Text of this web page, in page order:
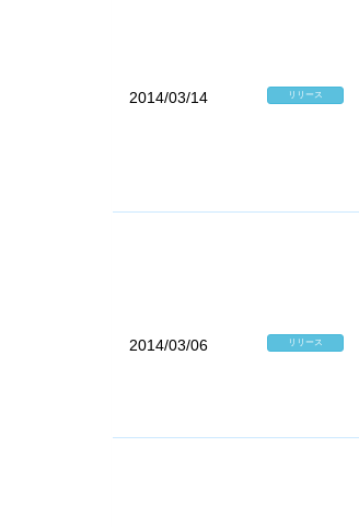
2014/03/14 リリース
2014/03/06 リリース